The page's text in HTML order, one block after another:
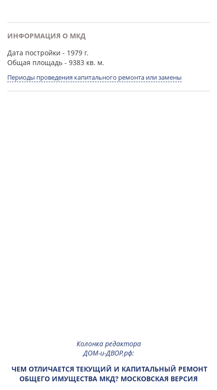
ИНФОРМАЦИЯ О МКД
Дата постройки - 1979 г.
Общая площадь - 9383 кв. м.
Периоды проведения капитального ремонта или замены
Колонка редактора
ДОМ-и-ДВОР.рф:
ЧЕМ ОТЛИЧАЕТСЯ ТЕКУЩИЙ И КАПИТАЛЬНЫЙ РЕМОНТ
ОБЩЕГО ИМУЩЕСТВА МКД? МОСКОВСКАЯ ВЕРСИЯ